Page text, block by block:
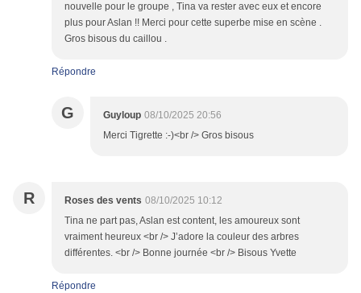
nouvelle pour le groupe , Tina va rester avec eux et encore
plus pour Aslan !! Merci pour cette superbe mise en scène .
Gros bisous du caillou .
Répondre
G Guyloup 08/10/2025 20:56
Merci Tigrette :-)<br /> Gros bisous
R Roses des vents 08/10/2025 10:12
Tina ne part pas, Aslan est content, les amoureux sont
vraiment heureux <br /> J’adore la couleur des arbres
différentes. <br /> Bonne journée <br /> Bisous Yvette
Répondre